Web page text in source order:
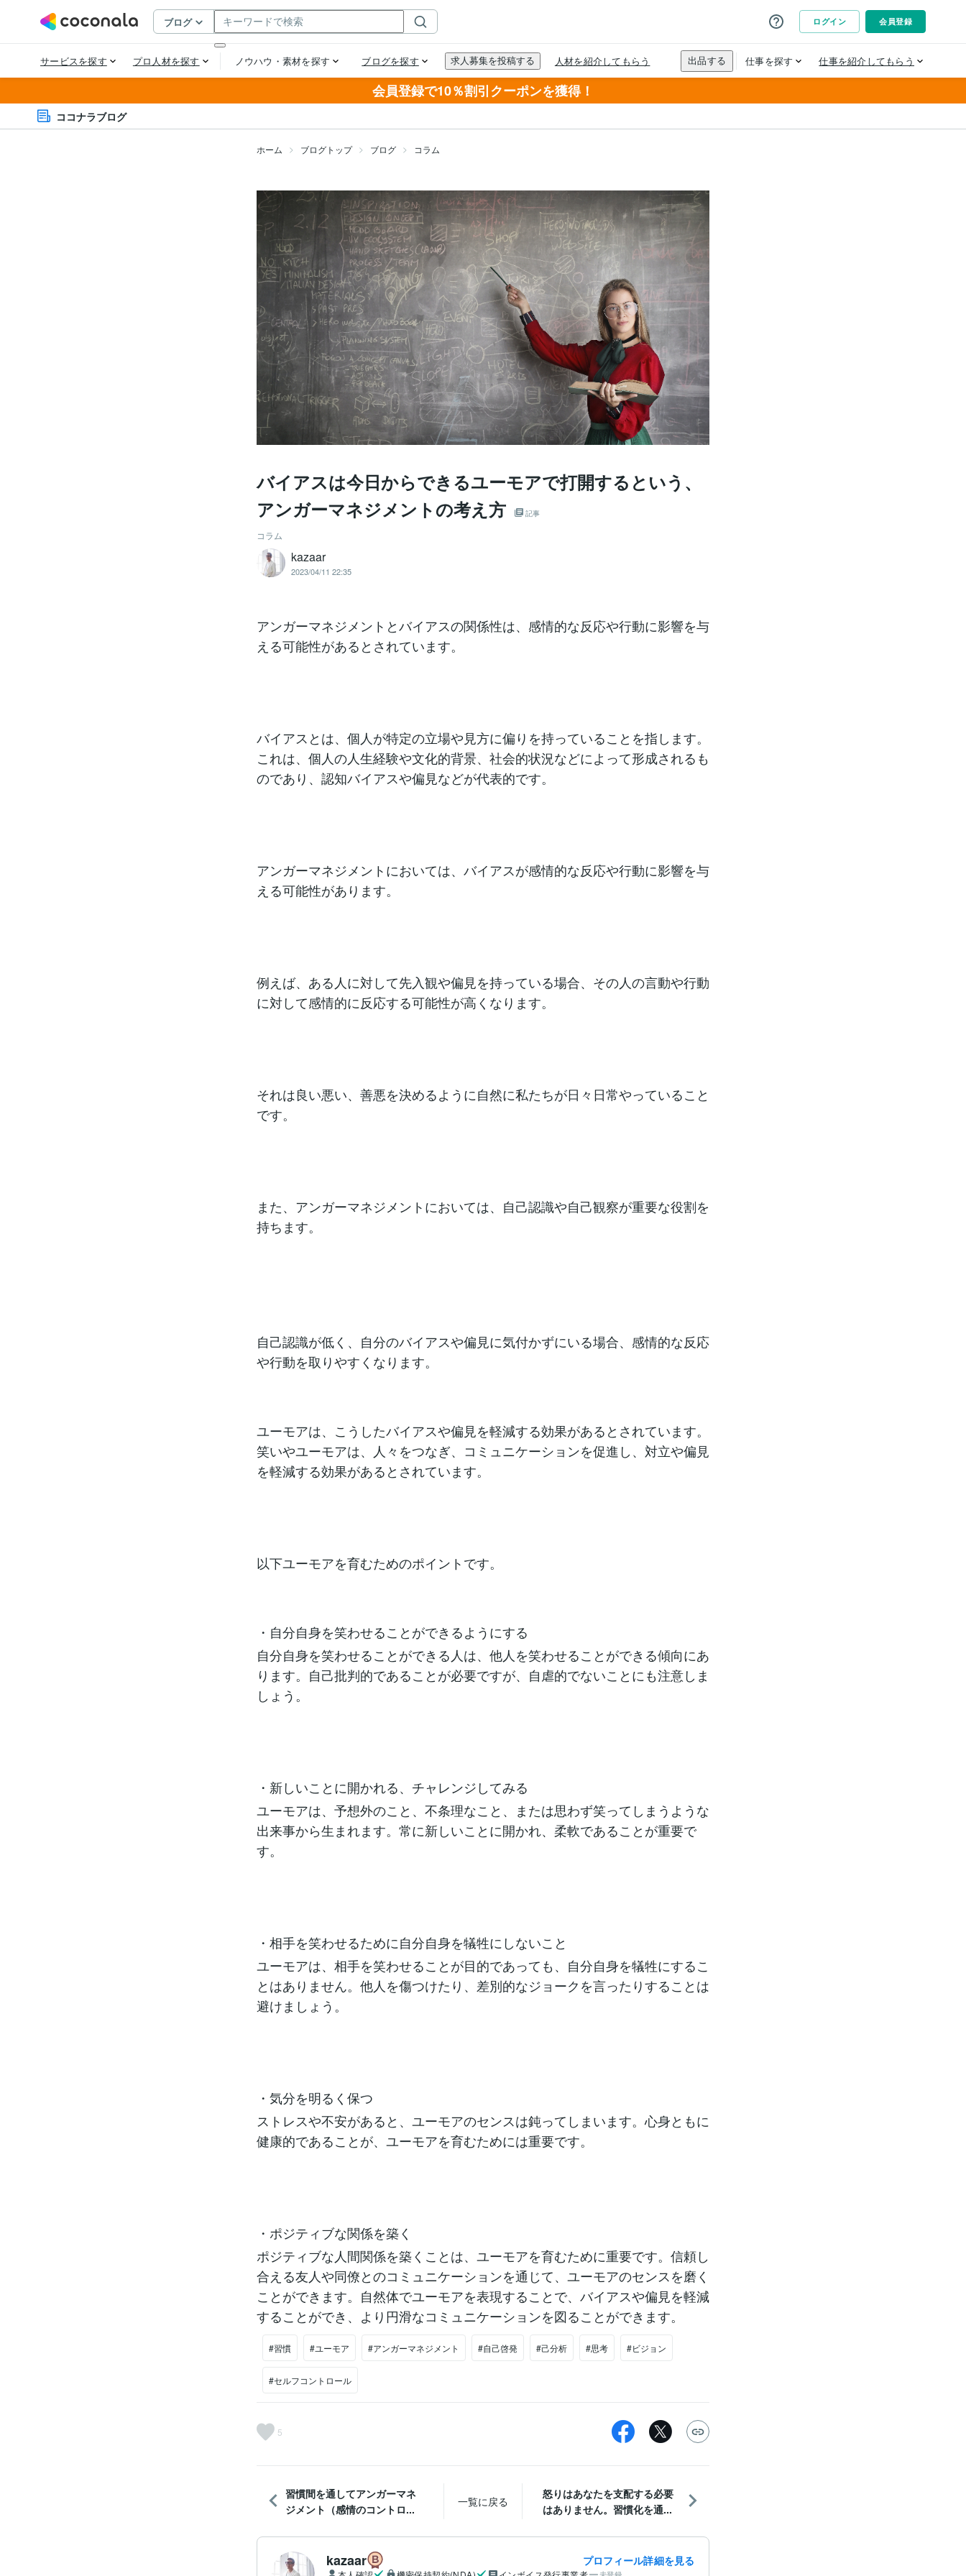
会員登録で10％割引クーポンを獲得！
ココナラブログ
ホーム ブログトップ ブログ コラム
バイアスは今日からできるユーモアで打開するという、
アンガーマネジメントの考え方
記事
コラム
kazaar
2023/04/11 22:35
アンガーマネジメントとバイアスの関係性は、感情的な反応や行動に影響を与
える可能性があるとされています。
バイアスとは、個人が特定の立場や見方に偏りを持っていることを指します。
これは、個人の人生経験や文化的背景、社会的状況などによって形成されるも
のであり、認知バイアスや偏見などが代表的です。
アンガーマネジメントにおいては、バイアスが感情的な反応や行動に影響を与
える可能性があります。
例えば、ある人に対して先入観や偏見を持っている場合、その人の言動や行動
に対して感情的に反応する可能性が高くなります。
それは良い悪い、善悪を決めるように自然に私たちが日々日常やっていること
です。
また、アンガーマネジメントにおいては、自己認識や自己観察が重要な役割を
持ちます。
自己認識が低く、自分のバイアスや偏見に気付かずにいる場合、感情的な反応
や行動を取りやすくなります。
ユーモアは、こうしたバイアスや偏見を軽減する効果があるとされています。
笑いやユーモアは、人々をつなぎ、コミュニケーションを促進し、対立や偏見
を軽減する効果があるとされています。
以下ユーモアを育むためのポイントです。
・自分自身を笑わせることができるようにする
自分自身を笑わせることができる人は、他人を笑わせることができる傾向にあ
ります。自己批判的であることが必要ですが、自虐的でないことにも注意しま
しょう。
・新しいことに開かれる、チャレンジしてみる
ユーモアは、予想外のこと、不条理なこと、または思わず笑ってしまうような
出来事から生まれます。常に新しいことに開かれ、柔軟であることが重要で
す。
・相手を笑わせるために自分自身を犠牲にしないこと
ユーモアは、相手を笑わせることが目的であっても、自分自身を犠牲にするこ
とはありません。他人を傷つけたり、差別的なジョークを言ったりすることは
避けましょう。
・気分を明るく保つ
ストレスや不安があると、ユーモアのセンスは鈍ってしまいます。心身ともに
健康的であることが、ユーモアを育むためには重要です。
・ポジティブな関係を築く
ポジティブな人間関係を築くことは、ユーモアを育むために重要です。信頼し
合える友人や同僚とのコミュニケーションを通じて、ユーモアのセンスを磨く
ことができます。自然体でユーモアを表現することで、バイアスや偏見を軽減
することができ、より円滑なコミュニケーションを図ることができます。
#習慣 #ユーモア #アンガーマネジメント #自己啓発 #己分析 #思考 #ビジョン
#セルフコントロール
5
習慣間を通してアンガーマネ
ジメント（感情のコントロ...
一覧に戻る
怒りはあなたを支配する必要
はありません。習慣化を通...
kazaar プロフィール詳細を見る